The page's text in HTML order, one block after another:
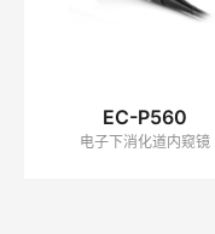
EC-P560
电子下消化道内窥镜